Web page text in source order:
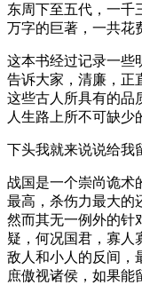
东周下至五代，一千
万字的巨著，一共花
这本书经过记录一些
告诉大家，清廉，正
这些古人所具有的品
人生路上所不可缺少
下头我就来说说给我
战国是一个崇尚诡术
最高，杀伤力最大的
然而其无一例外的针
疑，何况国君，寡人
敌人和小人的反间，
庶傲视诸侯，如果能